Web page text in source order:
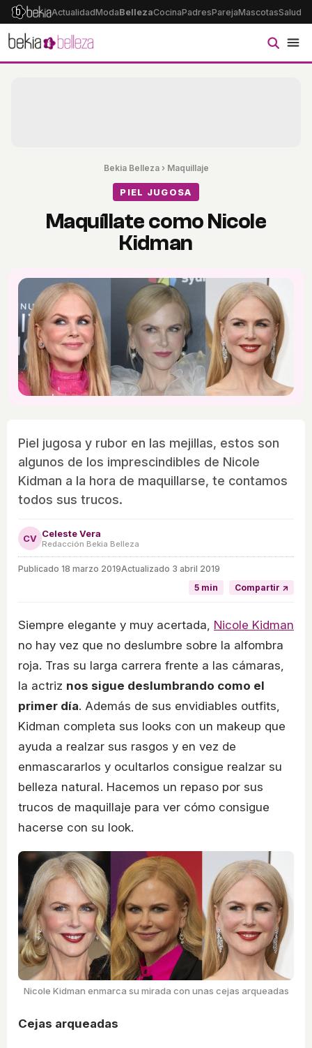
ActualidadModaBellezaCocinaPadresParejaMascotasSalud
Bekia Belleza› Maquillaje
PIEL JUGOSA
Maquíllate como Nicole
Kidman
Piel jugosa y rubor en las mejillas, estos son
algunos de los imprescindibles de Nicole
Kidman a la hora de maquillarse, te contamos
todos sus trucos.
CV Celeste Vera
Redacción Bekia Belleza
Publicado 18 marzo 2019Actualizado 3 abril 2019
5 min
Compartir ↗
Siempre elegante y muy acertada, Nicole Kidman
no hay vez que no deslumbre sobre la alfombra
roja. Tras su larga carrera frente a las cámaras,
la actriz nos sigue deslumbrando como el
primer día. Además de sus envidiables outfits,
Kidman completa sus looks con un makeup que
ayuda a realzar sus rasgos y en vez de
enmascararlos y ocultarlos consigue realzar su
belleza natural. Hacemos un repaso por sus
trucos de maquillaje para ver cómo consigue
hacerse con su look.
Nicole Kidman enmarca su mirada con unas cejas arqueadas
Cejas arqueadas